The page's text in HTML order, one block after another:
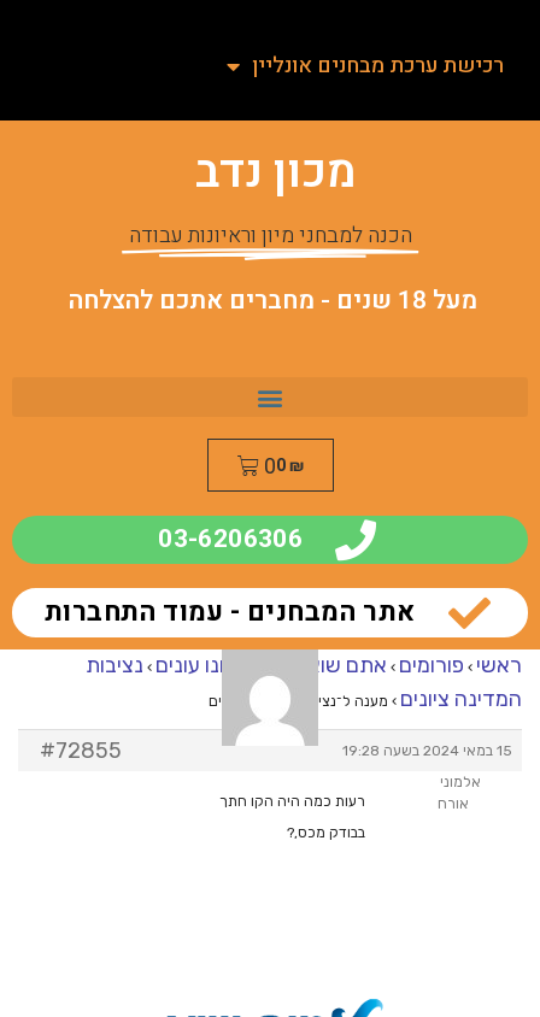
רכישת ערכת מבחנים אונליין
מכון נדב
הכנה למבחני מיון וראיונות עבודה
מעל 18 שנים - מחברים אתכם להצלחה
0₪
0
03-6206306
אתר המבחנים - עמוד התחברות
ראשי › פורומים › אתם שואלים – אנחנו עונים › נציבות
המדינה ציונים › מענה ל־נציבות המדינה ציונים
15 במאי 2024 בשעה 19:28 #72855
אלמוני
אורח
רעות כמה היה הקו חתך
בבודק מכס,?